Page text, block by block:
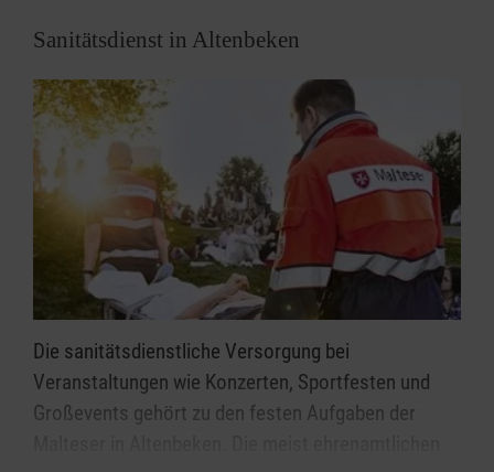
Sanitätsdienst in Altenbeken
Die sanitätsdienstliche Versorgung bei
Veranstaltungen wie Konzerten, Sportfesten und
Großevents gehört zu den festen Aufgaben der